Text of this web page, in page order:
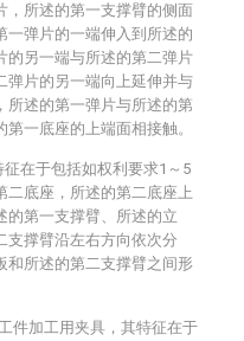
，所述的第一支撑臂的侧面
一弹片的一端伸入到所述的
的另一端与所述的第二弹片
弹片的另一端向上延伸并与
所述的第一弹片与所述的第
一底座的上端面相接触。
在于包括如权利要求1～5
二底座，所述的第二底座上
的第一支撑臂、所述的立
支撑臂沿左右方向依次分
和所述的第二支撑臂之间形
件加工用夹具，其特征在于